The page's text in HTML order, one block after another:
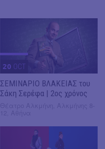
20 OCT
ΣΕΜΙΝΑΡΙΟ ΒΛΑΚΕΙΑΣ του
Σάκη Σερέφα | 2ος χρόνος